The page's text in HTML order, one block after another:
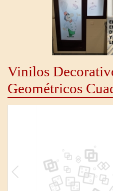
Vinilos
Geométricos